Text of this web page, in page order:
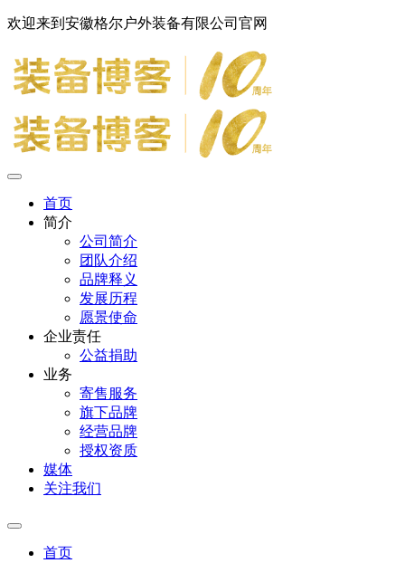
欢迎来到安徽格尔户外装备有限公司官网
首页
简介
公司简介
团队介绍
品牌释义
发展历程
愿景使命
企业责任
公益捐助
业务
寄售服务
旗下品牌
经营品牌
授权资质
媒体
关注我们
首页